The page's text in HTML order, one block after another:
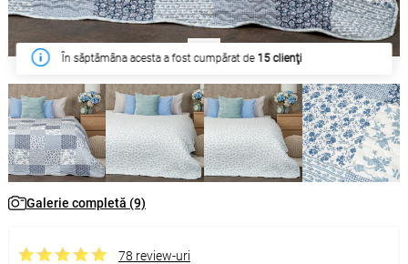
În săptămâna acesta a fost cumpărat de 15 clienţi
Galerie completă (9)
78 review-uri